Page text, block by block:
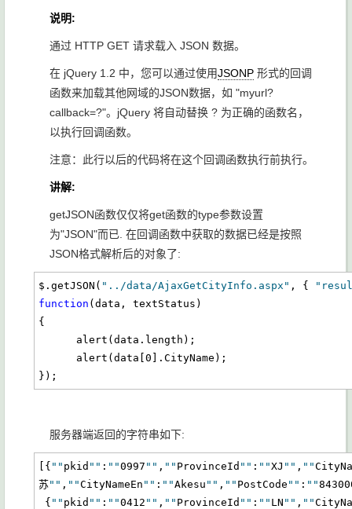
说明:
通过 HTTP GET 请求载入 JSON 数据。
在 jQuery 1.2 中，您可以通过使用JSONP 形式的回调
函数来加载其他网域的JSON数据，如 "myurl?
callback=?"。jQuery 将自动替换 ? 为正确的函数名，
以执行回调函数。
注意：此行以后的代码将在这个回调函数执行前执行。
讲解:
getJSON函数仅仅将get函数的type参数设置
为"JSON"而已. 在回调函数中获取的数据已经是按照
JSON格式解析后的对象了:
$.getJSON( "../data/AjaxGetCityInfo.aspx" , {
function (data, textStatus)
{
});
服务器端返回的字符串如下:
[{ "" pkid "" : ""0997 "" , "" ProvinceId "" : ""XJ "" , ""
苏"" , ""CityNameEn "" : ""Akesu "" , "" PostCode "" : ""
{ "" pkid "" : ""0412 "" , "" ProvinceId "" : "" LN "" , ""